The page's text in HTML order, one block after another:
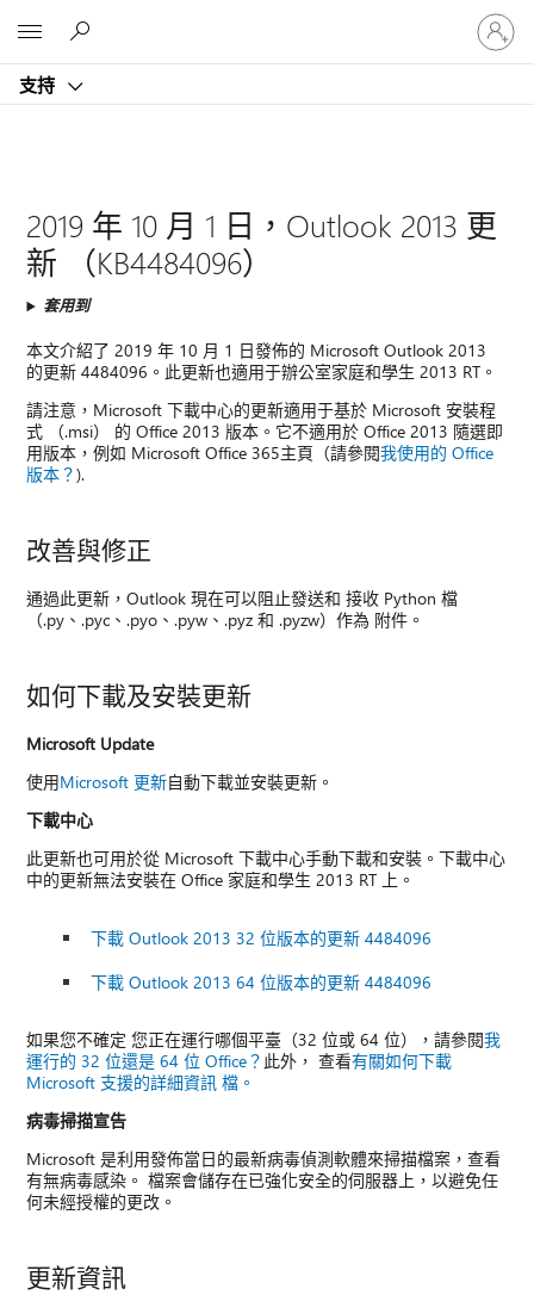
支持
登
入
您
2019 年 10 月 1 日，Outlook 2013 更
新 （KB4484096）
套用到
本文介紹了 2019 年 10 月 1 日發佈的 Microsoft Outlook 2013
的更新 4484096。此更新也適用于辦公室家庭和學生 2013 RT。
請注意，Microsoft 下載中心的更新適用于基於 Microsoft 安裝程
式 （.msi） 的 Office 2013 版本。它不適用於 Office 2013 隨選即
用版本，例如 Microsoft Office 365主頁（請參閱我使用的 Office
版本？).
改善與修正
通過此更新，Outlook 現在可以阻止發送和 接收 Python 檔
（.py、.pyc、.pyo、.pyw、.pyz 和 .pyzw）作為 附件。
如何下載及安裝更新
Microsoft Update
使用Microsoft 更新自動下載並安裝更新。
下載中心
此更新也可用於從 Microsoft 下載中心手動下載和安裝。下載中心
中的更新無法安裝在 Office 家庭和學生 2013 RT 上。
下載 Outlook 2013 32 位版本的更新 4484096
下載 Outlook 2013 64 位版本的更新 4484096
如果您不確定 您正在運行哪個平臺（32 位或 64 位），請參閱我
運行的 32 位還是 64 位 Office？ 此外， 查看有關如何下載
Microsoft 支援的詳細資訊 檔。
病毒掃描宣告
Microsoft 是利用發佈當日的最新病毒偵測軟體來掃描檔案，查看
有無病毒感染。 檔案會儲存在已強化安全的伺服器上，以避免任
何未經授權的更改。
更新資訊